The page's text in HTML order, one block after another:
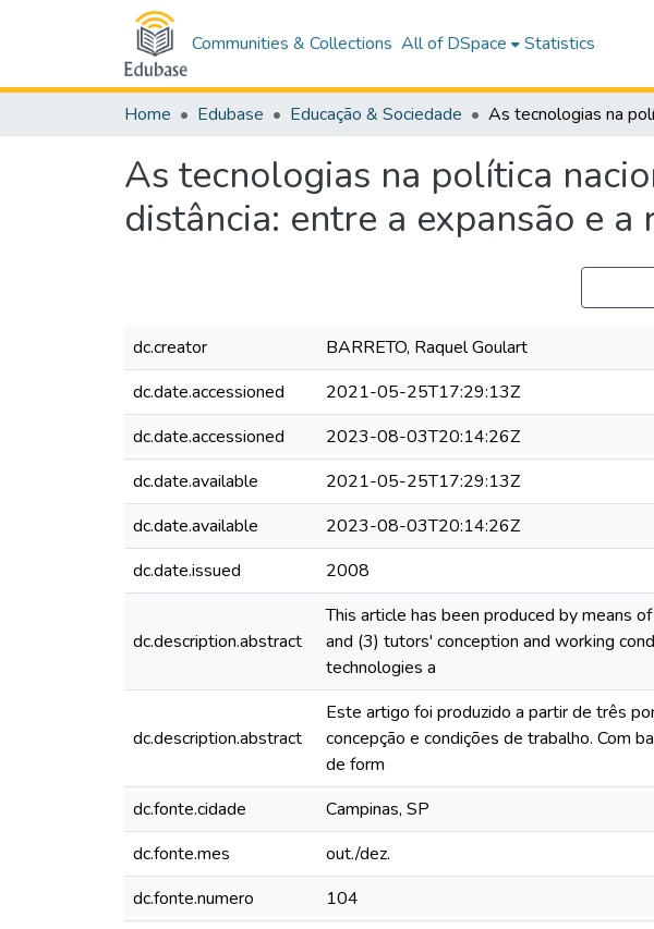
Communities & Collections All of DSpace Statistics
Home Edubase Educação & Sociedade
As tecnologias na política
distância: entre a expansão e a
dc.creator
BARRETO, Raquel Goulart
dc.date.accessioned
2021-05-25T17:29:13Z
dc.date.accessioned
2023-08-03T20:14:26Z
dc.date.available
2021-05-25T17:29:13Z
dc.date.available
2023-08-03T20:14:26Z
dc.date.issued
2008
dc.description.abstract
This article has been produced by means
and (3) tutors' conception and working
technologies a
dc.description.abstract
Este artigo foi produzido a partir de três
concepção e condições de trabalho. Com
de form
dc.fonte.cidade
Campinas, SP
dc.fonte.mes
out./dez.
dc.fonte.numero
104